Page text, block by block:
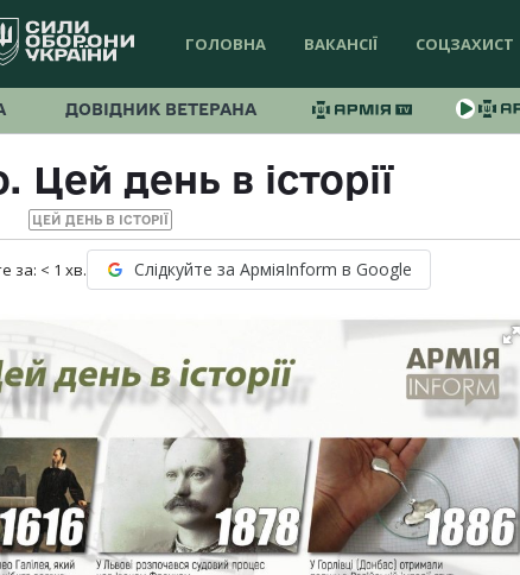
ГОЛОВНА ВАКАНСІЇ СОЦЗАХИСТ
ДОВІДНИК ВЕТЕРАНА
Цей день в історії
ЦЕЙ ДЕНЬ В ІСТОРІЇ
за: < 1 хв. Слідкуйте за АрміяInform в Google